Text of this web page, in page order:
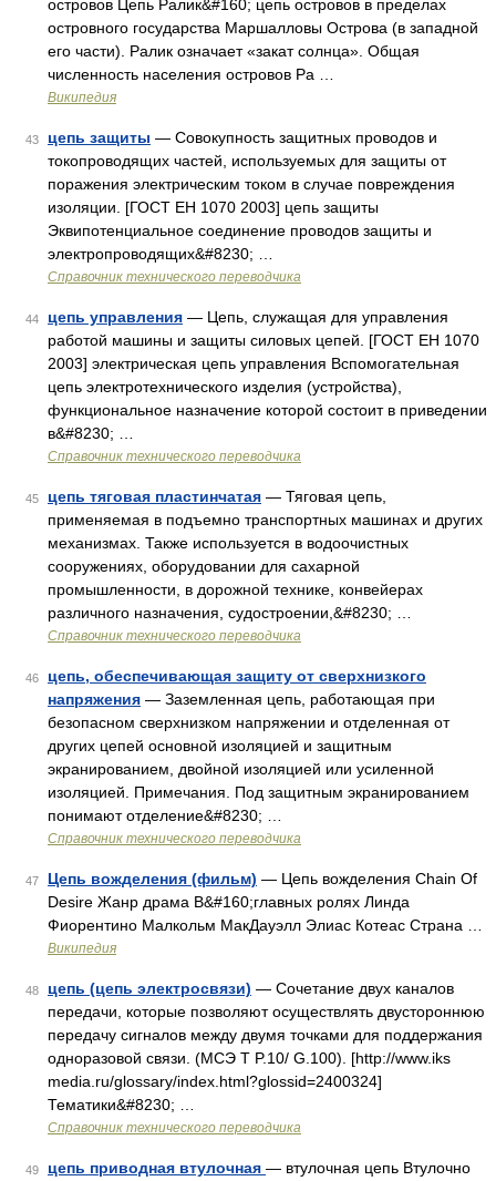
островов Цепь Ралик&#160; цепь островов в пределах
островного государства Маршалловы Острова (в западной
его части). Ралик означает «закат солнца». Общая
численность населения островов Ра …
Википедия
43 цепь защиты — Совокупность защитных проводов и
токопроводящих частей, используемых для защиты от
поражения электрическим током в случае повреждения
изоляции. [ГОСТ ЕН 1070 2003] цепь защиты
Эквипотенциальное соединение проводов защиты и
электропроводящих&#8230; …
Справочник технического переводчика
44 цепь управления — Цепь, служащая для управления
работой машины и защиты силовых цепей. [ГОСТ ЕН 1070
2003] электрическая цепь управления Вспомогательная
цепь электротехнического изделия (устройства),
функциональное назначение которой состоит в приведении
в&#8230; …
Справочник технического переводчика
45 цепь тяговая пластинчатая — Тяговая цепь,
применяемая в подъемно транспортных машинах и других
механизмах. Также используется в водоочистных
сооружениях, оборудовании для сахарной
промышленности, в дорожной технике, конвейерах
различного назначения, судостроении,&#8230; …
Справочник технического переводчика
46
цепь, обеспечивающая защиту от сверхнизкого
напряжения — Заземленная цепь, работающая при
безопасном сверхнизком напряжении и отделенная от
других цепей основной изоляцией и защитным
экранированием, двойной изоляцией или усиленной
изоляцией. Примечания. Под защитным экранированием
понимают отделение&#8230; …
Справочник технического переводчика
47 Цепь вожделения (фильм) — Цепь вожделения Chain Of
Desire Жанр драма В&#160;главных ролях Линда
Фиорентино Малкольм МакДауэлл Элиас Котеас Страна …
Википедия
48 цепь (цепь электросвязи) — Сочетание двух каналов
передачи, которые позволяют осуществлять двустороннюю
передачу сигналов между двумя точками для поддержания
одноразовой связи. (МСЭ Т P.10/ G.100). [http://www.iks
media.ru/glossary/index.html?glossid=2400324]
Тематики&#8230; …
Справочник технического переводчика
49 цепь приводная втулочная — втулочная цепь Втулочно